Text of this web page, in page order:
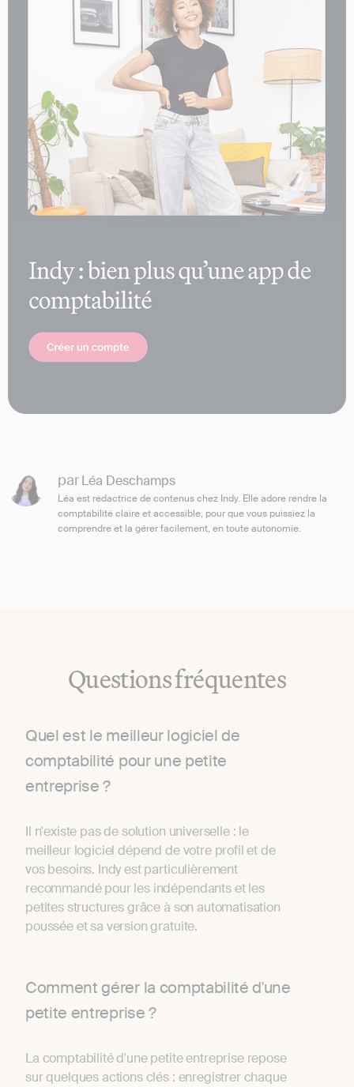
parLéa Deschamps
Léa est rédactrice de contenus chez Indy. Elle adore rendre la
comptabilité claire et accessible, pour que vous puissiez la
comprendre et la gérer facilement, en toute autonomie.
Questions fréquentes
Quel est le meilleur logiciel de
comptabilité pour une petite
entreprise ?
Il n'existe pas de solution universelle : le
meilleur logiciel dépend de votre profil et de
vos besoins. Indy est particulièrement
recommandé pour les indépendants et les
petites structures grâce à son automatisation
poussée et sa version gratuite.
Comment gérer la comptabilité d'une
petite entreprise ?
La comptabilité d'une petite entreprise repose
sur quelques actions clés : enregistrer chaque